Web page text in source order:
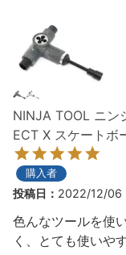
NINJA TOOL ニン
ECT X スケートボ
購入者
投稿日 2022/12/06
色んなツールを使
く、とても使いや
サイズからデッキ
7.5inch
7.6inch
7.7inch
7.8inch
7.9inch
8.0inch
トラック
適合デッキサイズ
7.6inch
7.7inch
7.8inch
7.9inch
8.0inch
8.1inch
ウィール
ウィールをサイズ
54mm
55mm
56mm
57mm
58mm
59mm
スピットファイヤ
ボーンズ XF（エ
ボーンズ STF（エ
ラ）
ベアリング
デッキテープ
ボルト
パーツ・その他
シューズをサイズ
23cm
23.5cm
24cm
24.5cm
25cm
25.5cm
サンダル
シューレース・そ
ジャケット
パーカー
トレーナー・セ
パンツ
ショーツ
長袖ボタンシャ
徹底解析
スタッフおすすめ
INFO
スケートパーク情報
スタッフ紹介
カリフォルニアス
プライバシーポリ
特定商取引法に基